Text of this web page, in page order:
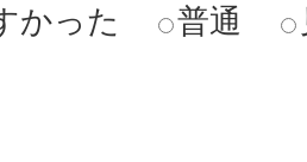
かった
普通